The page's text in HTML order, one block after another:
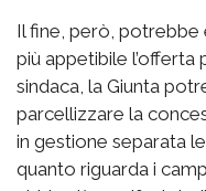
Il fine, però, potrebbe
più appetibile
sindaca, la Giunta
parcellizzare la
in gestione separata
quanto riguarda i